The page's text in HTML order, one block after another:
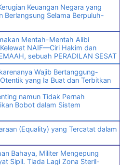
Keuangan Negara yang
Berlangsung Selama Berpuluh-
Mentah-Mentah Alibi
NAIF—Ciri Hakim dan
sebuah PERADILAN SESAT
Wajib Bertanggung-
yang Ia Buat dan Terbitkan
namun Tidak Pernah
Bobot dalam Sistem
(Equality) yang Tercatat dalam
Bahaya, Militer Mengepung
Sipil. Tiada Lagi Zona Steril-